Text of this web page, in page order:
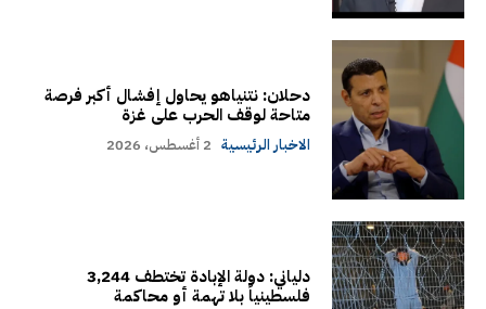
دحلان: نتنياهو يحاول إفشال أكبر فرصة
متاحة لوقف الحرب على غزة
الاخبار الرئيسية 2 أغسطس، 2026
دلياني: دولة الإبادة تختطف 3,244
فلسطينياً بلا تهمة أو محاكمة